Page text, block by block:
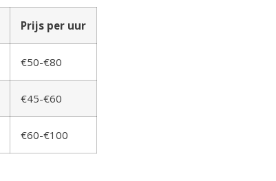
Prijs per uur
€50-€80
€45-€60
€60-€100